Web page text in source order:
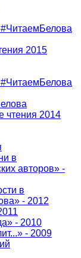
2015
чтения 2014
в
авторов» -
в
- 2012
- 2010
- 2009